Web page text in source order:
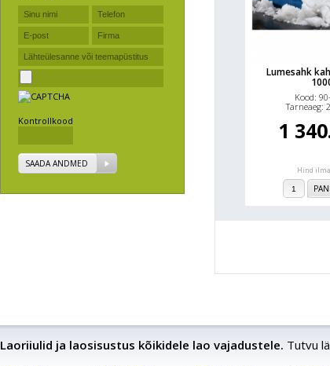
Kontrollkood
SAADA ANDMED
Lumesahk
Kood:
Tarneaeg:
1
Hind
Laoriiulid ja laosisustus kõikidele lao vajadustele. Tutvu